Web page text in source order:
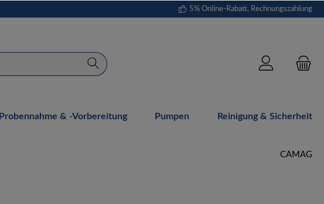
5% Online-Rabatt, Rechnungszahlung
Probennahme & -vorbereitung Pumpen Reinigung & Sicherheit
CAMAG